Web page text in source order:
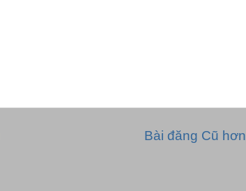
Bài đăng Cũ hơn